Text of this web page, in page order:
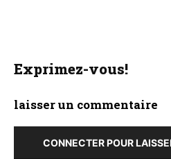
Exprimez-vous!
laisser un commentaire
CONNECTER POUR